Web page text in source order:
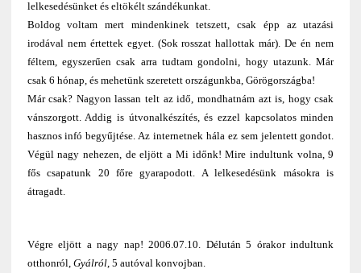
lelkesedésünket és eltökélt szándékunkat.
Boldog voltam mert mindenkinek tetszett, csak épp az utazási
irodával nem értettek egyet. (Sok rosszat hallottak már). De én nem
féltem, egyszerűen csak arra tudtam gondolni, hogy utazunk. Már
csak 6 hónap, és mehetünk szeretett országunkba, Görögországba!
Már csak? Nagyon lassan telt az idő, mondhatnám azt is, hogy csak
vánszorgott. Addig is útvonalkészítés, és ezzel kapcsolatos minden
hasznos infó begyűjtése. Az internetnek hála ez sem jelentett gondot.
Végül nagy nehezen, de eljött a Mi időnk! Mire indultunk volna, 9
fős csapatunk 20 főre gyarapodott. A lelkesedésünk másokra is
átragadt.
Végre eljött a nagy nap! 2006.07.10. Délután 5 órakor indultunk
otthonról, Gyálról, 5 autóval konvojban.